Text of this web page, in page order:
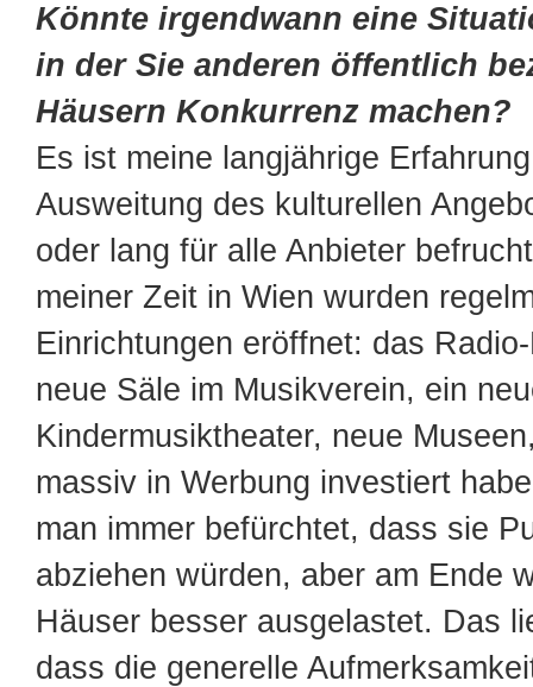
Könnte irgendwann eine
in der Sie anderen öffentlich
Häusern Konkurrenz machen?
Es ist meine langjährige
Ausweitung des kulturellen
oder lang für alle Anbieter
meiner Zeit in Wien wurden
Einrichtungen eröffnet: das
neue Säle im Musikverein, ein
Kindermusiktheater, neue
massiv in Werbung investiert
man immer befürchtet, dass sie
abziehen würden, aber am Ende
Häuser besser ausgelastet. Das
dass die generelle